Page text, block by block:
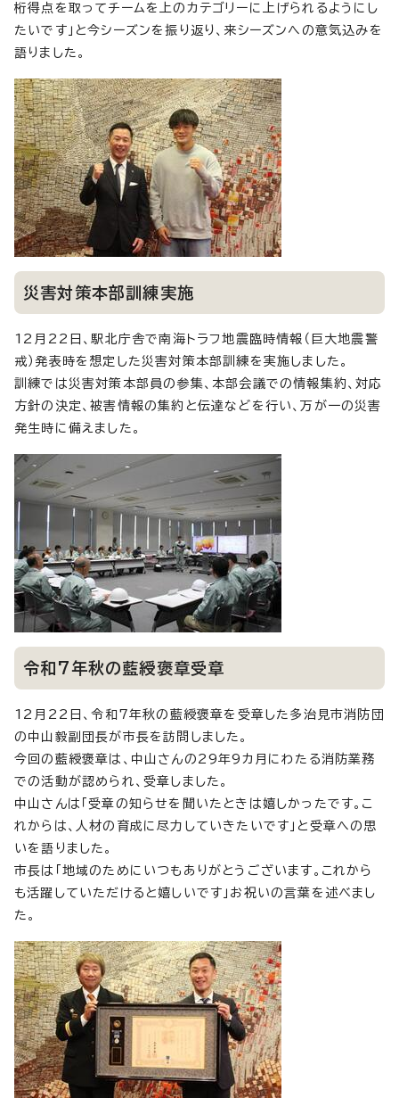
桁得点を取ってチームを上のカテゴリーに上げられるようにし
たいです」と今シーズンを振り返り、来シーズンへの意気込みを
語りました。
災害対策本部訓練実施
12月22日、駅北庁舎で南海トラフ地震臨時情報（巨大地震警
戒）発表時を想定した災害対策本部訓練を実施しました。
訓練では災害対策本部員の参集、本部会議での情報集約、対応
方針の決定、被害情報の集約と伝達などを行い、万が一の災害
発生時に備えました。
令和7年秋の藍綬褒章受章
12月22日、令和7年秋の藍綬褒章を受章した多治見市消防団
の中山毅副団長が市長を訪問しました。
今回の藍綬褒章は、中山さんの29年9カ月にわたる消防業務
での活動が認められ、受章しました。
中山さんは「受章の知らせを聞いたときは嬉しかったです。こ
れからは、人材の育成に尽力していきたいです」と受章への思
いを語りました。
市長は「地域のためにいつもありがとうございます。これから
も活躍していただけると嬉しいです」お祝いの言葉を述べまし
た。